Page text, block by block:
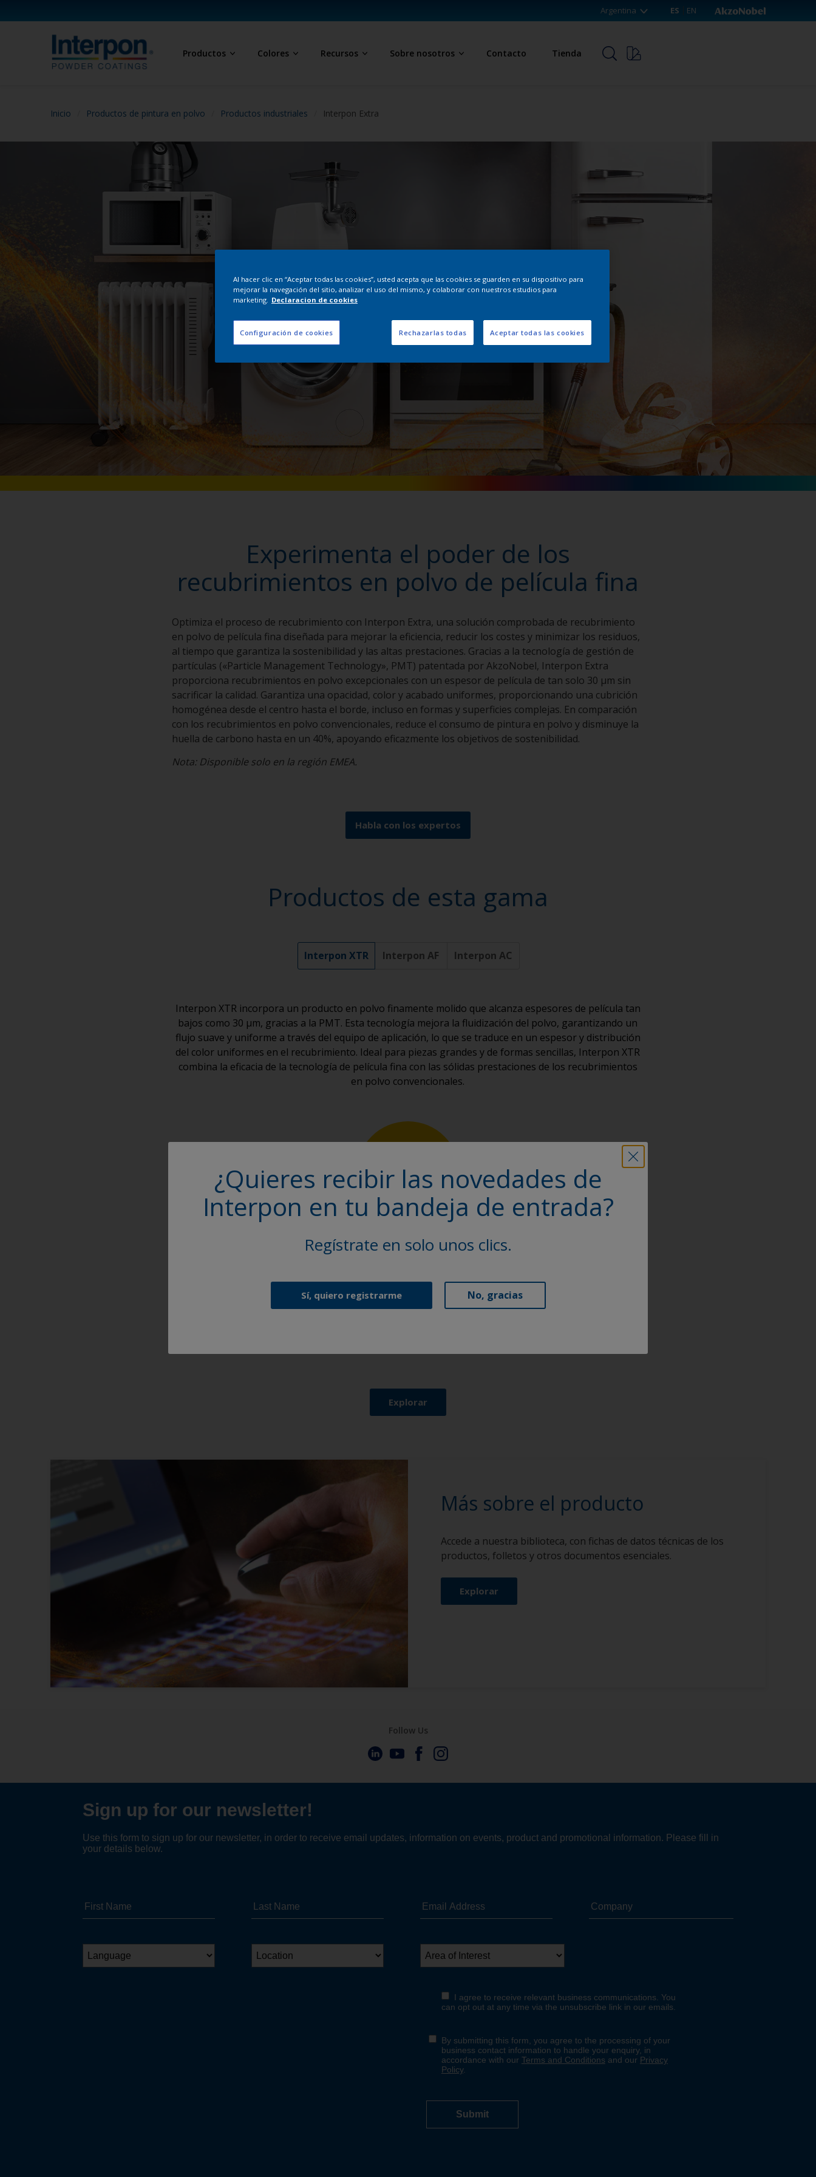
Argentina ES EN
Productos Colores Recursos Sobre nosotros Contacto Tienda
Inicio Productos de pintura en polvo Productos industriales Interpon Extra
Interpon Extra
Experimenta el poder de los
recubrimientos en polvo de película fina
Optimiza el proceso de recubrimiento con Interpon Extra, una solución comprobada de recubrimiento
en polvo de película fina diseñada para mejorar la eficiencia, reducir los costes y minimizar los residuos,
al tiempo que garantiza la sostenibilidad y las altas prestaciones. Gracias a la tecnología de gestión de
partículas («Particle Management Technology», PMT) patentada por AkzoNobel, Interpon Extra
proporciona recubrimientos en polvo excepcionales con un espesor de película de tan solo 30 μm sin
sacrificar la calidad. Garantiza una opacidad, color y acabado uniformes, proporcionando una cubrición
homogénea desde el centro hasta el borde, incluso en formas y superficies complejas. En comparación
con los recubrimientos en polvo convencionales, reduce el consumo de pintura en polvo y disminuye la
huella de carbono hasta en un 40%, apoyando eficazmente los objetivos de sostenibilidad.
Nota: Disponible solo en la región EMEA.
Habla con los expertos
Productos de esta gama
Interpon XTR Interpon AF Interpon AC
Interpon XTR incorpora un producto en polvo finamente molido que alcanza espesores de película tan
bajos como 30 μm, gracias a la PMT. Esta tecnología mejora la fluidización del polvo, garantizando un
flujo suave y uniforme a través del equipo de aplicación, lo que se traduce en un espesor y distribución
del color uniformes en el recubrimiento. Ideal para piezas grandes y de formas sencillas, Interpon XTR
combina la eficacia de la tecnología de película fina con las sólidas prestaciones de los recubrimientos
en polvo convencionales.
Buscador de productos
Explora nuestra selección de recubrimientos en
Explorar
Más sobre el producto
Accede a nuestra biblioteca, con fichas de datos técnicas de los
productos, folletos y otros documentos esenciales.
Explorar
¿Quieres recibir las novedades de
Interpon en tu bandeja de entrada?
Regístrate en solo unos clics.
Sí, quiero registrarme No, gracias
Follow Us
Al hacer clic en “Aceptar todas las cookies”, usted acepta que las cookies se guarden en su dispositivo para
mejorar la navegación del sitio, analizar el uso del mismo, y colaborar con nuestros estudios para
marketing. Declaracion de cookies
Configuración de cookies Rechazarlas todas Aceptar todas las cookies